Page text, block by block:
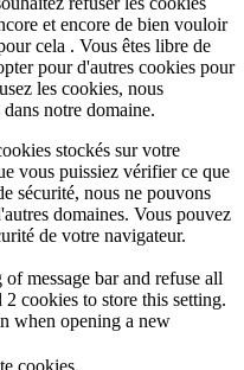
et encore de bien vouloir
cela . Vous êtes libre de
pour d'autres cookies pour
les cookies, nous
notre domaine.
stockés sur votre
vous puissiez vérifier ce que
sécurité, nous ne pouvons
domaines. Vous pouvez
de votre navigateur.
message bar and refuse all
cookies to store this setting.
when opening a new
cookies.